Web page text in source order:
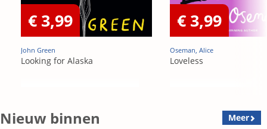
€ 3,99
John Green
Looking for Alaska
€ 3,99
Oseman, Alice
Loveless
Nieuw binnen Meer